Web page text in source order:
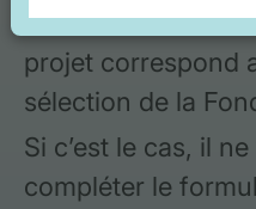
Nous vous
projet correspond
sélection de la
Si c’est le cas, il
compléter le